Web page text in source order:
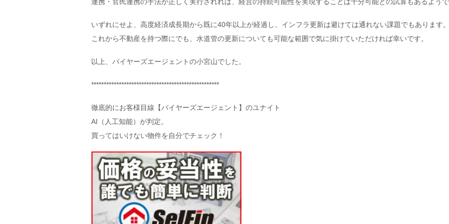
いずれにせよ、高度経済成長期から既に40年以上が経過し、インフラ更新は避けては通れない課題でもあります
これから不動産を持つ際にでも、水道管の更新についても可能な範囲で気に掛けていただければ幸いです。
以上、バイヤーズエージェントの小宮山でした。
***************************************************
徹底的にお客様目線【バイヤーズエージェント】のユナイト
AI（人工知能）が判定。
買ってはいけない物件を自分でチェック！